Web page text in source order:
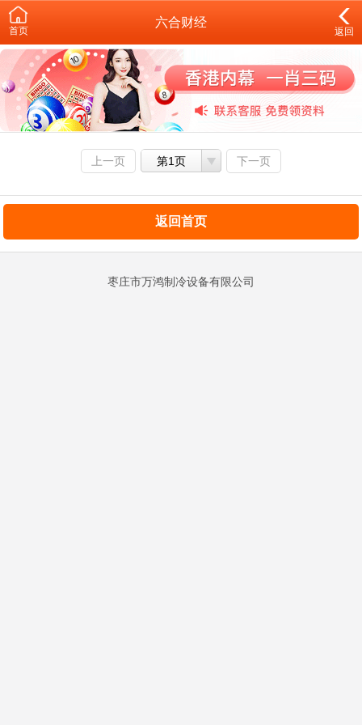
首页
六合财经
返回
上一页 第1页 下一页
返回首页
枣庄市万鸿制冷设备有限公司